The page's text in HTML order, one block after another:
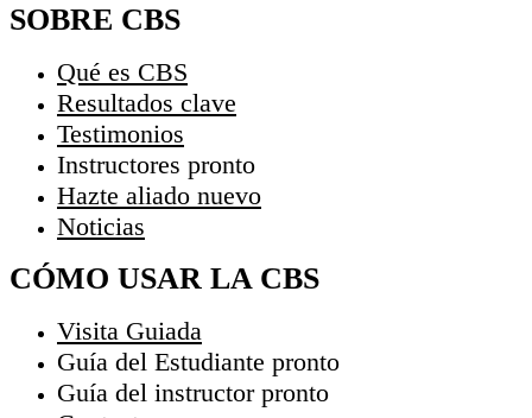
SOBRE CBS
Qué es CBS
Resultados clave
Testimonios
Instructores pronto
Hazte aliado nuevo
Noticias
CÓMO USAR LA CBS
Visita Guiada
Guía del Estudiante pronto
Guía del instructor pronto